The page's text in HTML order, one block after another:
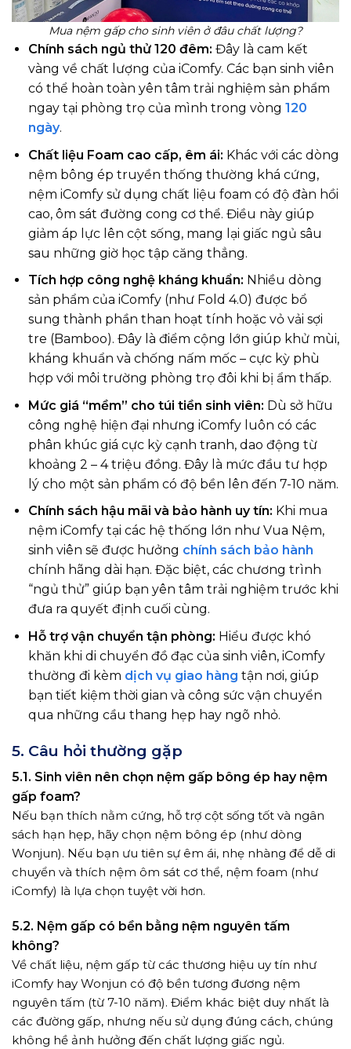
Mua nệm gấp cho sinh viên ở đâu chất lượng?
Chính sách ngủ thử 120 đêm: Đây là cam kết
vàng về chất lượng của iComfy. Các bạn sinh viên
có thể hoàn toàn yên tâm trải nghiệm sản phẩm
ngay tại phòng trọ của mình trong vòng 120
ngày.
Chất liệu Foam cao cấp, êm ái: Khác với các dòng
nệm bông ép truyền thống thường khá cứng,
nệm iComfy sử dụng chất liệu foam có độ đàn hồi
cao, ôm sát đường cong cơ thể. Điều này giúp
giảm áp lực lên cột sống, mang lại giấc ngủ sâu
sau những giờ học tập căng thẳng.
Tích hợp công nghệ kháng khuẩn: Nhiều dòng
sản phẩm của iComfy (như Fold 4.0) được bổ
sung thành phần than hoạt tính hoặc vỏ vải sợi
tre (Bamboo). Đây là điểm cộng lớn giúp khử mùi,
kháng khuẩn và chống nấm mốc – cực kỳ phù
hợp với môi trường phòng trọ đôi khi bị ẩm thấp.
Mức giá “mềm” cho túi tiền sinh viên: Dù sở hữu
công nghệ hiện đại nhưng iComfy luôn có các
phân khúc giá cực kỳ cạnh tranh, dao động từ
khoảng 2 – 4 triệu đồng. Đây là mức đầu tư hợp
lý cho một sản phẩm có độ bền lên đến 7-10 năm.
Chính sách hậu mãi và bảo hành uy tín: Khi mua
nệm iComfy tại các hệ thống lớn như Vua Nệm,
sinh viên sẽ được hưởng chính sách bảo hành
chính hãng dài hạn. Đặc biệt, các chương trình
“ngủ thử” giúp bạn yên tâm trải nghiệm trước khi
đưa ra quyết định cuối cùng.
Hỗ trợ vận chuyển tận phòng: Hiểu được khó
khăn khi di chuyển đồ đạc của sinh viên, iComfy
thường đi kèm dịch vụ giao hàng tận nơi, giúp
bạn tiết kiệm thời gian và công sức vận chuyển
qua những cầu thang hẹp hay ngõ nhỏ.
5. Câu hỏi thường gặp
5.1. Sinh viên nên chọn nệm gấp bông ép hay nệm
gấp foam?
Nếu bạn thích nằm cứng, hỗ trợ cột sống tốt và ngân
sách hạn hẹp, hãy chọn nệm bông ép (như dòng
Wonjun). Nếu bạn ưu tiên sự êm ái, nhẹ nhàng để dễ di
chuyển và thích nệm ôm sát cơ thể, nệm foam (như
iComfy) là lựa chọn tuyệt vời hơn.
5.2. Nệm gấp có bền bằng nệm nguyên tấm
không?
Về chất liệu, nệm gấp từ các thương hiệu uy tín như
iComfy hay Wonjun có độ bền tương đương nệm
nguyên tấm (từ 7-10 năm). Điểm khác biệt duy nhất là
các đường gấp, nhưng nếu sử dụng đúng cách, chúng
không hề ảnh hưởng đến chất lượng giấc ngủ.